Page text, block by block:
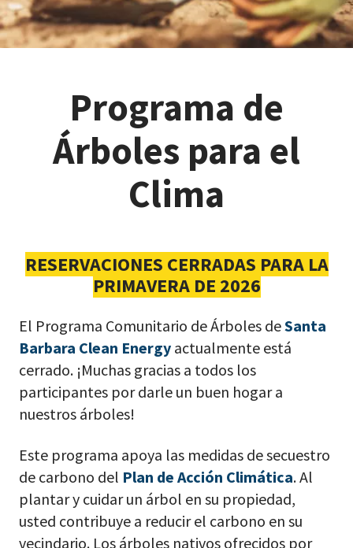
Programa de
Árboles para el
Clima
RESERVACIONES CERRADAS PARA LA
PRIMAVERA DE 2026
El Programa Comunitario de Árboles deSanta
Barbara Clean Energy actualmente está
cerrado. ¡Muchas gracias a todos los
participantes por darle un buen hogar a
nuestros árboles!
Este programa apoya las medidas de secuestro
de carbono del Plan de Acción Climática. Al
plantar y cuidar un árbol en su propiedad,
usted contribuye a reducir el carbono en su
vecindario. Los árboles nativos ofrecidos por